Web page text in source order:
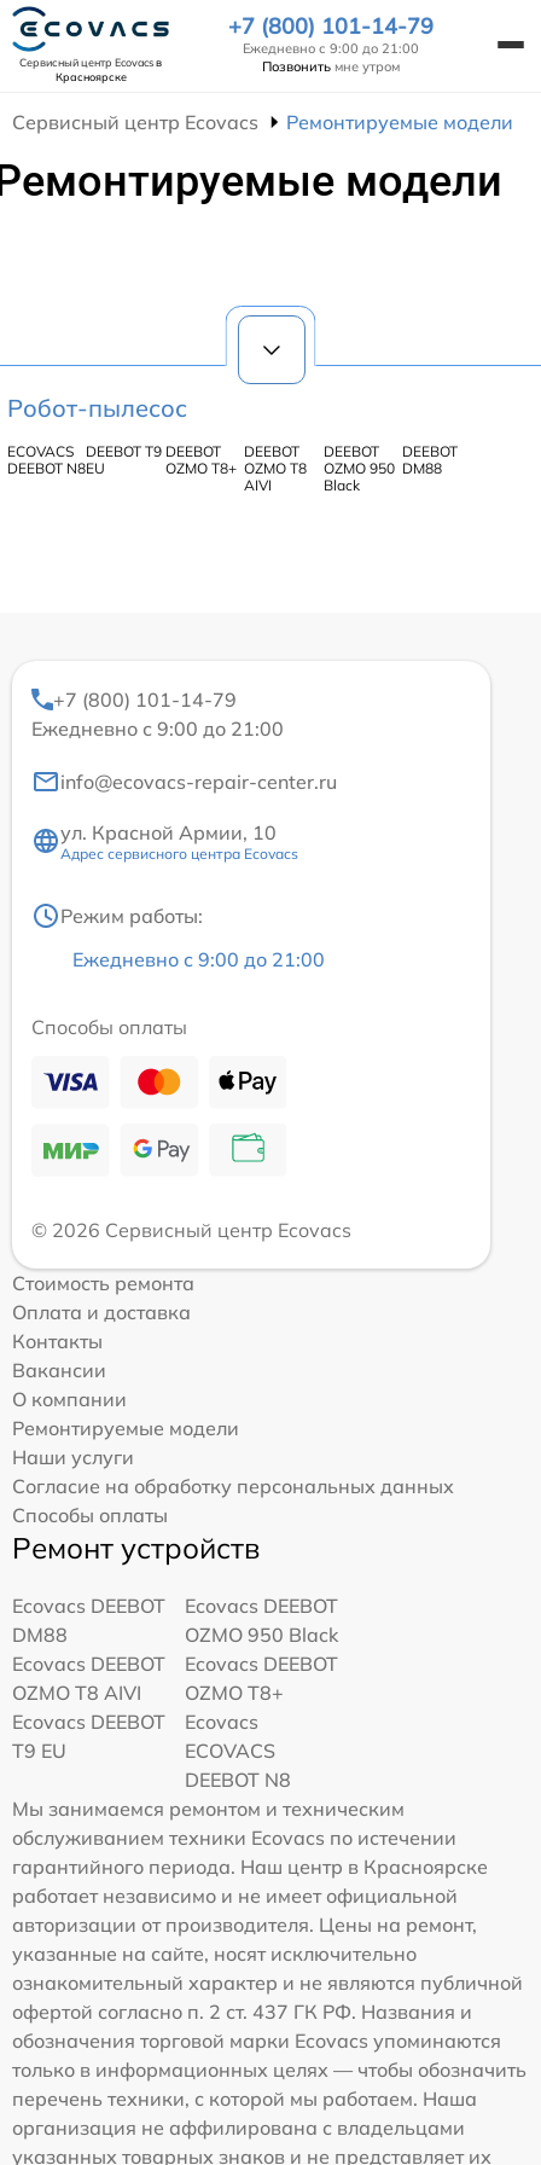
Сервисный центр Ecovacsв
Красноярске
+7 (800) 101-14-79
Ежедневно с 9:00 до 21:00
Позвонить мне утром
Сервисный центр Ecovacs Ремонтируемые модели
модели
Робот-пылесос
ECOVACS
DEEBOT N8
DEEBOT T9
EU
DEEBOT
OZMO T8+
DEEBOT
OZMO T8
AIVI
DEEBOT
OZMO 950
Black
DEEBOT
DM88
+7 (800) 101-14-79
Ежедневно с 9:00 до 21:00
info@ecovacs-repair-center.ru
ул. Красной Армии, 10
Адрес сервисного центра Ecovacs
Режим работы:
Ежедневно с 9:00 до 21:00
Способы оплаты
© 2026 Сервисный центр Ecovacs
Стоимость ремонта
Оплата и доставка
Контакты
Вакансии
О компании
Ремонтируемые модели
Наши услуги
Согласие на обработку персональных данных
Способы оплаты
Ремонт устройств
Ecovacs DEEBOT
DM88
Ecovacs DEEBOT
OZMO 950 Black
Ecovacs DEEBOT
OZMO T8 AIVI
Ecovacs DEEBOT
OZMO T8+
Ecovacs DEEBOT
T9 EU
Ecovacs
ECOVACS
DEEBOT N8
Мы занимаемся ремонтом и техническим
обслуживанием техники Ecovacs по истечении
гарантийного периода. Наш центр в Красноярске
работает независимо и не имеет официальной
авторизации от производителя. Цены на ремонт,
указанные на сайте, носят исключительно
ознакомительный характер и не являются публичной
офертой согласно п. 2 ст. 437 ГК РФ. Названия и
обозначения торговой марки Ecovacs упоминаются
только в информационных целях — чтобы обозначить
перечень техники, с которой мы работаем. Наша
организация не аффилирована с владельцами
указанных товарных знаков и не представляет их